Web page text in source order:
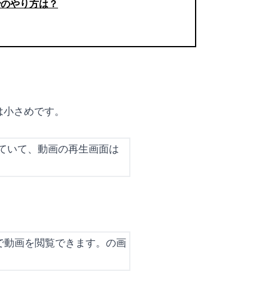
やり方は？
さめです。